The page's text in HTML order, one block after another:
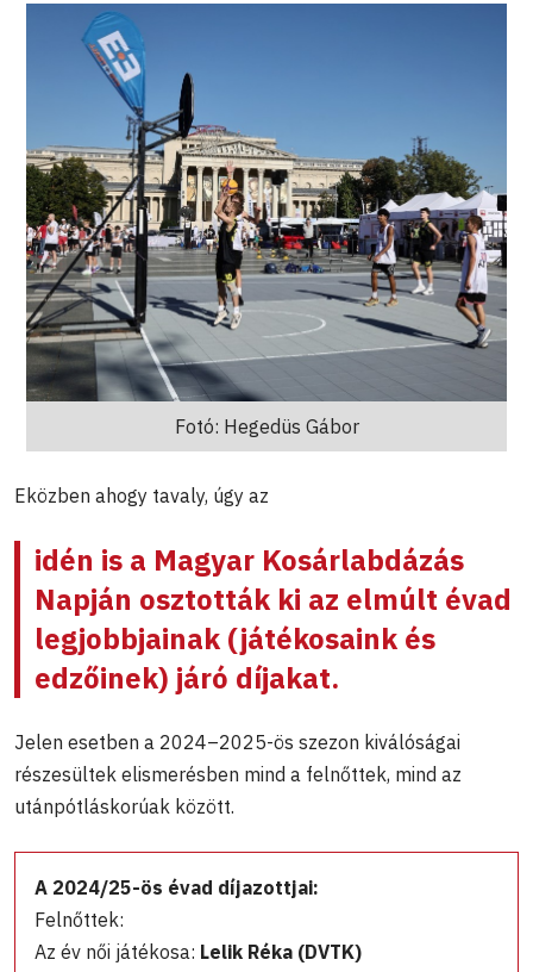
Fotó: Hegedüs Gábor
Eközben ahogy tavaly, úgy az
idén is a Magyar Kosárlabdázás
Napján osztották ki az elmúlt évad
legjobbjainak (játékosaink és
edzőinek) járó díjakat.
Jelen esetben a 2024–2025-ös szezon kiválóságai
részesültek elismerésben mind a felnőttek, mind az
utánpótláskorúak között.
A 2024/25-ös évad díjazottjai:
Felnőttek:
Az év női játékosa: Lelik Réka (DVTK)